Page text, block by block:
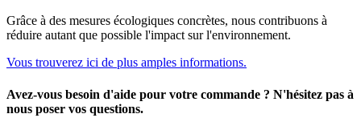
Grâce à des mesures écologiques concrètes, nous contribuons à
réduire autant que possible l'impact sur l'environnement.
Vous trouverez ici de plus amples informations.
Avez-vous besoin d'aide pour votre commande ? N'hésitez pas à
nous poser vos questions.